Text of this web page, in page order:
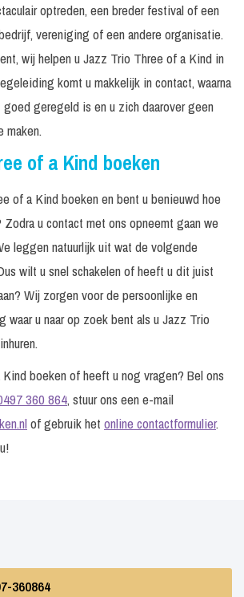
optreden, een breder festival of een
vereniging of een andere organisatie.
wij helpen u Jazz Trio Three of a Kind in
komt u makkelijk in contact, waarna
geregeld is en u zich daarover geen
maken.
of a Kind boeken
of a Kind boeken en bent u benieuwd hoe
Zodra u contact met ons opneemt gaan we
leggen natuurlijk uit wat de volgende
wilt u snel schakelen of heeft u dit juist
Wij zorgen voor de persoonlijke en
waar u naar op zoek bent als u Jazz Trio
boeken of heeft u nog vragen? Bel ons
360 864, stuur ons een e-mail
of gebruik het online contactformulier.
360864